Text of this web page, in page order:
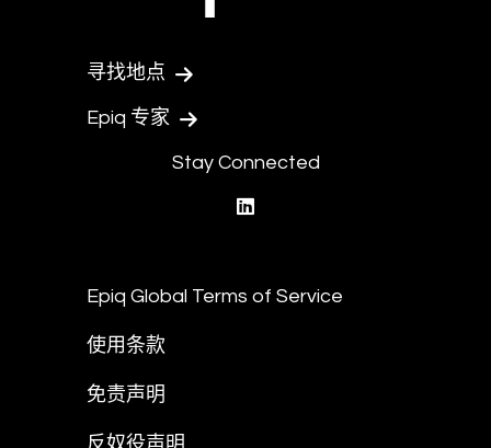
寻找地点
Epiq 专家
Stay Connected
Epiq Global Terms of Service
使用条款
免责声明